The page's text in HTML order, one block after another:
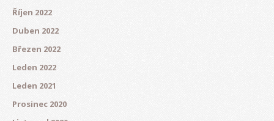
Říjen 2022
Duben 2022
Březen 2022
Leden 2022
Leden 2021
Prosinec 2020